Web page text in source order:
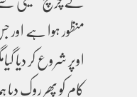
کام کو پھر روک